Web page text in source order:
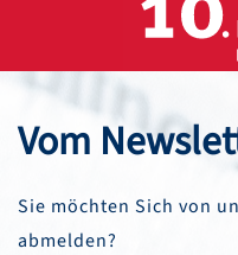
Zum Hauptinhalt
Vom
Sie möchten Sich von
abmelden?